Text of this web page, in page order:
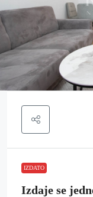
IZDATO
Izdaje se